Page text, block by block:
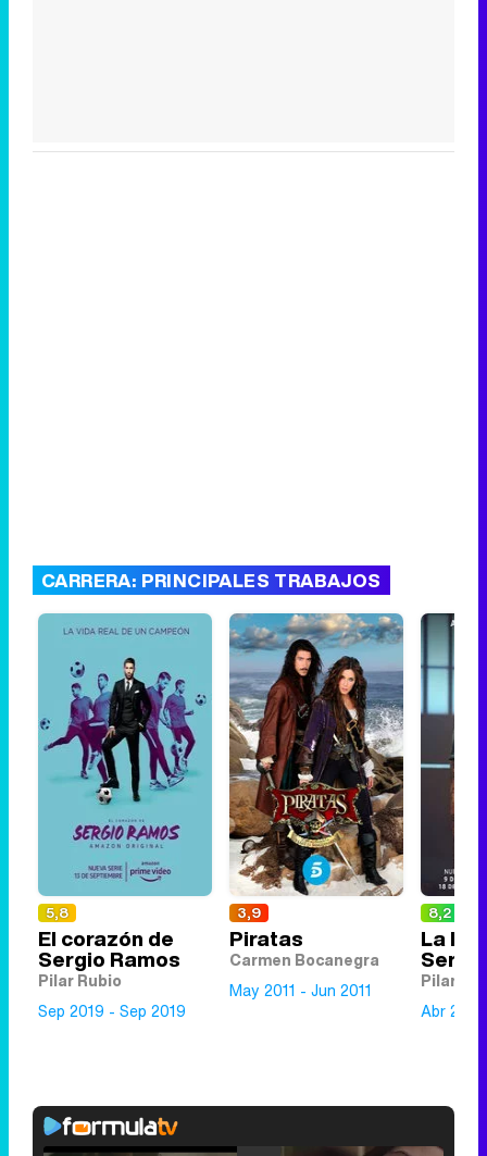
CARRERA: PRINCIPALES TRABAJOS
5,8
El corazón de
Sergio Ramos
Pilar Rubio
Sep 2019 - Sep 2019
3,9
Piratas
Carmen Bocanegra
May 2011 - Jun 2011
8,2
La
Pilar
Abr